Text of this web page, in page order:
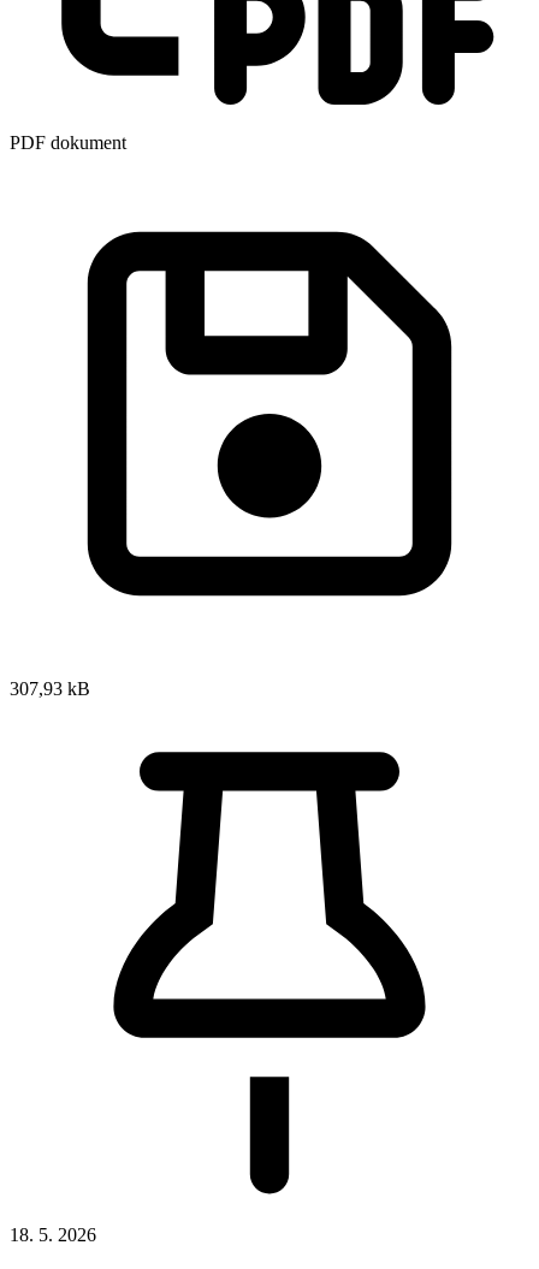
PDF dokument
307,93 kB
18. 5. 2026